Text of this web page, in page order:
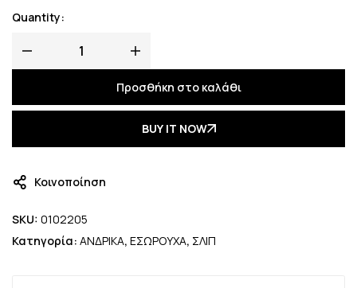
Quantity:
Προσθήκη στο καλάθι
BUY IT NOW
Κοινοποίηση
SKU: 0102205
Κατηγορία: ΑΝΔΡΙΚΑ, ΕΣΩΡΟΥΧΑ, ΣΛΙΠ